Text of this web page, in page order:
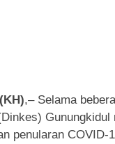
,– Selama
Gunungkidul
penularan COVID-